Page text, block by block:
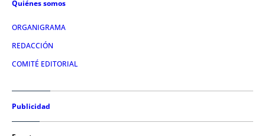
Quiénes somos
ORGANIGRAMA
REDACCIÓN
COMITÉ EDITORIAL
Publicidad